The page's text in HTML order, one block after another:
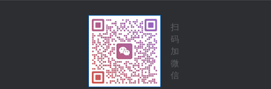
扫
码
加
微
信